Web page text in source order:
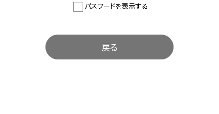
パスワードを表示する
戻る